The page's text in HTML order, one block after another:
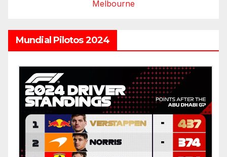
Melbourne
Mundial Pilotos 2024